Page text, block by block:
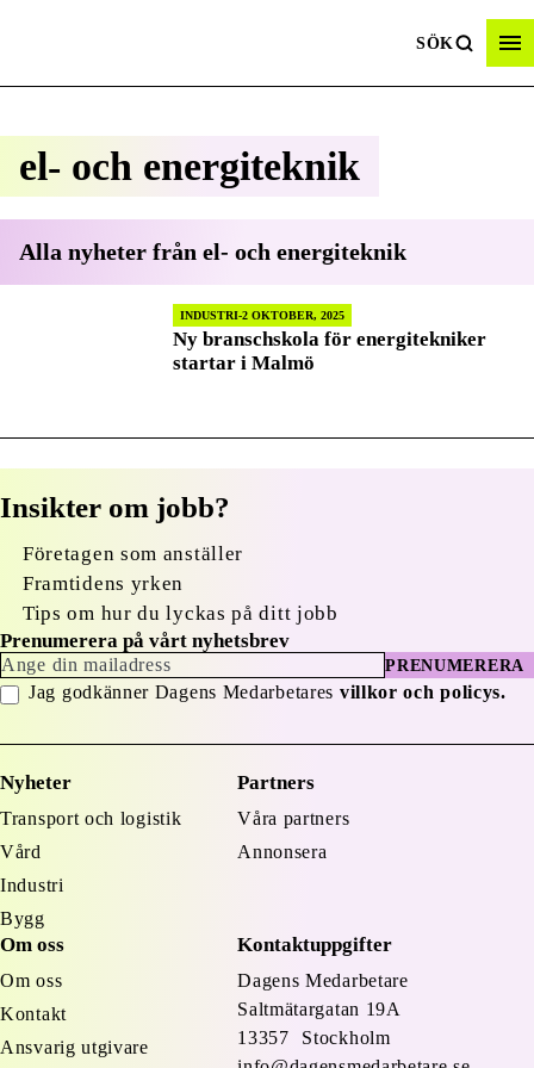
SÖK
el- och energiteknik
Alla nyheter från el- och energiteknik
INDUSTRI 2 OKTOBER, 2025
Ny branschskola för energitekniker
startar i Malmö
Insikter om jobb?
Företagen som anställer
Framtidens yrken
Tips om hur du lyckas på ditt jobb
Prenumerera på vårt nyhetsbrev
PRENUMERERA
Jag godkänner Dagens Medarbetares villkor och policys.
Nyheter
Transport och logistik
Vård
Industri
Bygg
Partners
Våra partners
Annonsera
Om oss
Om oss
Kontakt
Ansvarig utgivare
Kontaktuppgifter
Dagens Medarbetare
Saltmätargatan 19A
13357 Stockholm